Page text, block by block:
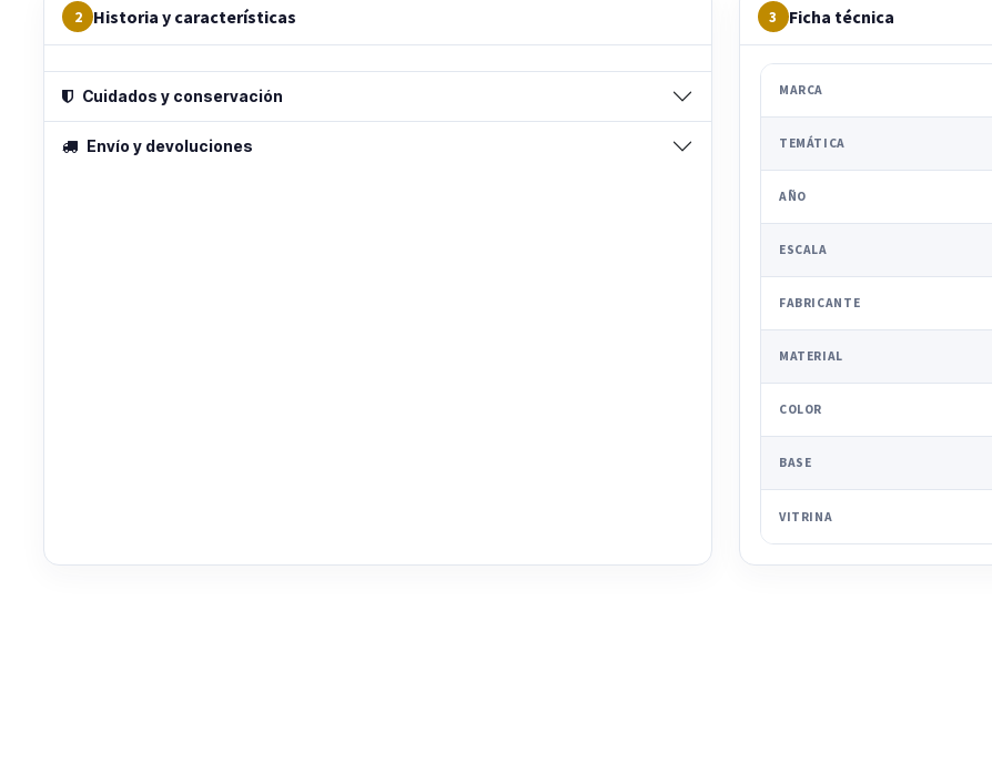
2 Historia y características
Cuidados y conservación
Envío y devoluciones
3 Ficha técnica
MARCA
TEMÁTICA
AÑO
ESCALA
FABRICANTE
MATERIAL
COLOR
BASE
VITRINA